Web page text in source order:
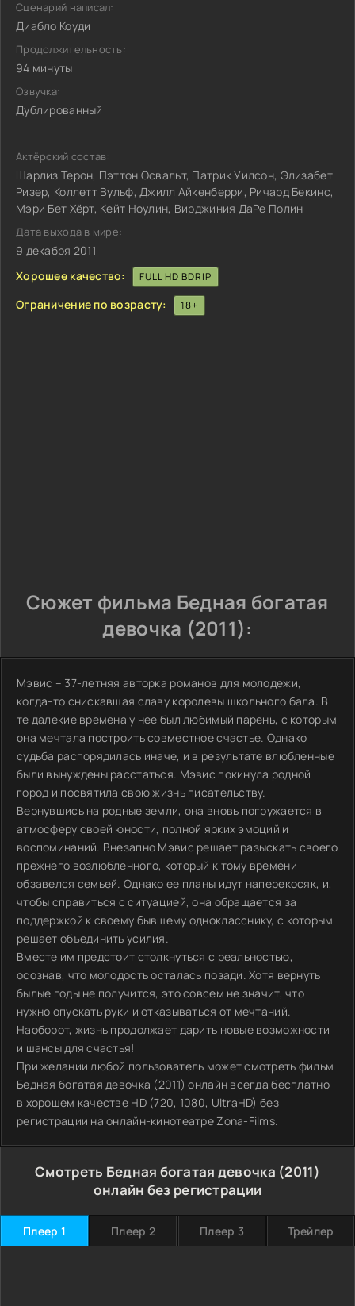
Сценарий написал:
Диабло Коуди
Продолжительность:
94 минуты
Озвучка:
Дублированный
Актёрский состав:
Шарлиз Терон, Пэттон Освальт, Патрик Уилсон, Элизабет
Ризер, Коллетт Вульф, Джилл Айкенберри, Ричард Бекинс,
Мэри Бет Хёрт, Кейт Ноулин, Вирджиния ДаРе Полин
Дата выхода в мире:
9 декабря 2011
Хорошее качество:
FULL HD BDRIP
Ограничение по возрасту: 18+
Сюжет фильма Бедная богатая
девочка (2011):
Мэвис – 37-летняя авторка романов для молодежи,
когда-то снискавшая славу королевы школьного бала. В
те далекие времена у нее был любимый парень, с которым
она мечтала построить совместное счастье. Однако
судьба распорядилась иначе, и в результате влюбленные
были вынуждены расстаться. Мэвис покинула родной
город и посвятила свою жизнь писательству.
Вернувшись на родные земли, она вновь погружается в
атмосферу своей юности, полной ярких эмоций и
воспоминаний. Внезапно Мэвис решает разыскать своего
прежнего возлюбленного, который к тому времени
обзавелся семьей. Однако ее планы идут наперекосяк, и,
чтобы справиться с ситуацией, она обращается за
поддержкой к своему бывшему однокласснику, с которым
решает объединить усилия.
Вместе им предстоит столкнуться с реальностью,
осознав, что молодость осталась позади. Хотя вернуть
былые годы не получится, это совсем не значит, что
нужно опускать руки и отказываться от мечтаний.
Наоборот, жизнь продолжает дарить новые возможности
и шансы для счастья!
При желании любой пользователь может смотреть фильм
Бедная богатая девочка (2011) онлайн всегда бесплатно
в хорошем качестве HD (720, 1080, UltraHD) без
регистрации на онлайн-кинотеатре Zona-Films.
Смотреть Бедная богатая девочка (2011)
онлайн без регистрации
Плеер 1 Плеер 2 Плеер 3 Трейлер